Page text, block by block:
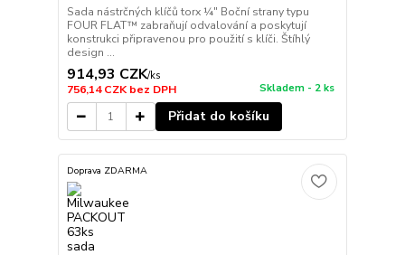
Sada nástrčných klíčů torx ¼″ Boční strany typu
FOUR FLAT™ zabraňují odvalování a poskytují
konstrukci připravenou pro použití s klíči. Štíhlý
design ...
914,93 CZK/ks
756,14 CZKbez DPH Skladem - 2 ks
Přidat do košíku
Doprava ZDARMA